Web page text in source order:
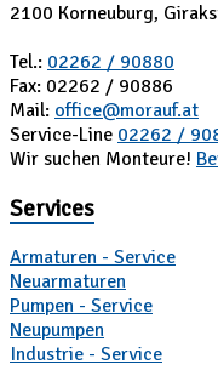
2100 Korneuburg,
Tel.: 02262 / 90880
Fax: 02262 / 90886
Mail: office@morauf.at
Service-Line 02262 /
Wir suchen Monteure!
Services
Armaturen - Service
Neuarmaturen
Pumpen - Service
Neupumpen
Industrie - Service